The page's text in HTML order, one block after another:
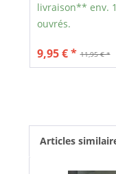
livraison** env.
ouvrés.
11,95 € *
9,95 € *
Articles